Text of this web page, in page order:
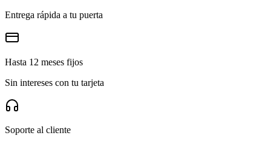
Entrega rápida a tu puerta
Hasta 12 meses fijos
Sin intereses con tu tarjeta
Soporte al cliente